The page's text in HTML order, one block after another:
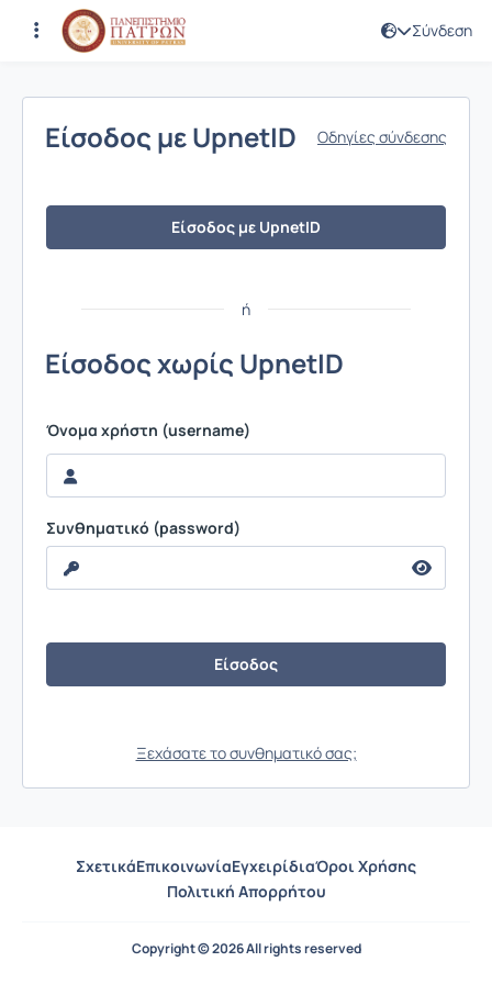
Σύνδεση
Σύνδεση
Είσοδος με UpnetID Οδηγίες σύνδεσης
Είσοδος με UpnetID
ή
Είσοδος χωρίς UpnetID
Όνομα χρήστη (username)
Συνθηματικό (password)
Ξεχάσατε το συνθηματικό σας;
ΣχετικάΕπικοινωνίαΕγχειρίδιαΌροι Χρήσης
Πολιτική Απορρήτου
Copyright © 2026 All rights reserved